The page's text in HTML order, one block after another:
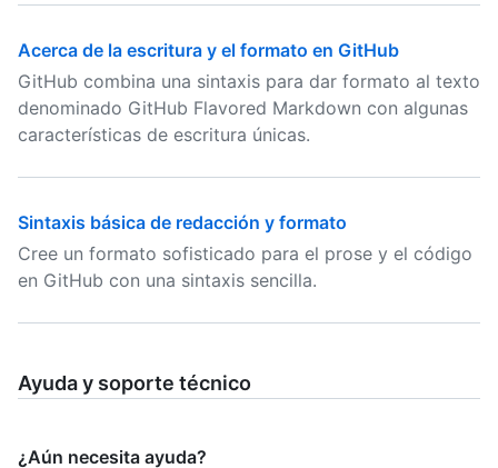
Acerca de la escritura y el formato en GitHub
GitHub combina una sintaxis para dar formato al texto
denominado GitHub Flavored Markdown con algunas
características de escritura únicas.
Sintaxis básica de redacción y formato
Cree un formato sofisticado para el prose y el código
en GitHub con una sintaxis sencilla.
Ayuda y soporte técnico
¿Aún necesita ayuda?